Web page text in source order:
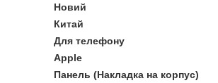
Новий
Китай
Для телефону
Apple
Панель (Накладка на корпус)